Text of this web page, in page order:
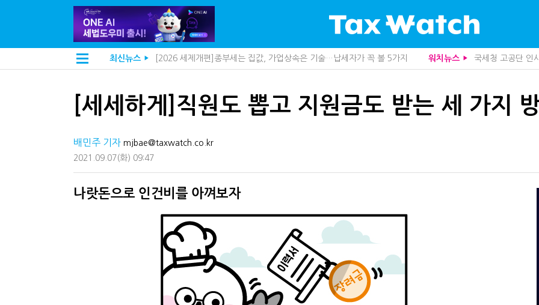
최신뉴스 ▶ [2026 세제개편]종부세는 집값, 가업상속은 기술…납세자가 꼭 볼 5가지
"3.3% 시대 끝...세무플랫폼 사업모델 흔들린다"
[2026 세제개편]10년 실거주도 불안…1주택자 세 부담 어떻게 달라질까
[인터뷰]중앙정부 돈으로만 못 산다…지자체도 '경영'의 시대
미국 301조 新관세, 다음은 '공급과잉 관세'인가
"정상 승계까지 막을까"…전문가가 본 가업상속공제 개편 우려
김밥엔 어떤 술 어울릴까?…국세청이 K-푸드 꺼낸 까닭
배달라이더 원천징수 세금 인하…환급 플랫폼 수익성 악화될까
상속·증여세 조사, 이제 코인거래소까지 샅샅이 본다
고액자산가 더 옥죈다…해외신탁 미신고 제보에 포상금
반도체·AI로봇 국내 생산땐 세금 깎아준다
"오래 보유보다 오래 살아야"…1주택 세금 '실거주' 중심으로
[2026 세제개편]"상속 닥치면 늦다"…가업승계 성패, 시간에 달렸다
워치뉴스 ▶ 국세청 고공단 인
전통주 칵테일까
막걸리를 하이볼
영세 전통주 업체
중앙정부 돈으로
[세세하게]직원도 뽑고 지원금도 받는 세 가지
배민주 기자 mjbae@taxwatch.co.kr
2021.09.07 (화) 09:47
나랏돈으로 인건비를 아껴보자